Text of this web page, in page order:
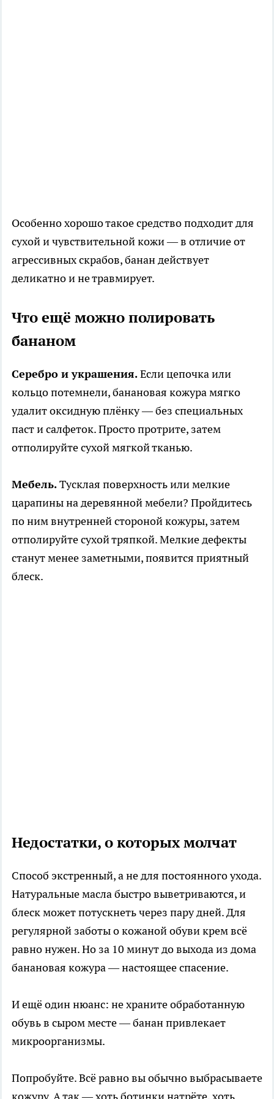
Особенно хорошо такое средство подходит для
сухой и чувствительной кожи — в отличие от
агрессивных скрабов, банан действует
деликатно и не травмирует.
Что ещё можно полировать
бананом
Серебро и украшения.Если цепочка или
кольцо потемнели, банановая кожура мягко
удалит оксидную плёнку — без специальных
паст и салфеток. Просто протрите, затем
отполируйте сухой мягкой тканью.
Мебель.Тусклая поверхность или мелкие
царапины на деревянной мебели? Пройдитесь
по ним внутренней стороной кожуры, затем
отполируйте сухой тряпкой. Мелкие дефекты
станут менее заметными, появится приятный
блеск.
Недостатки, о которых молчат
Способ экстренный, а не для постоянного ухода.
Натуральные масла быстро выветриваются, и
блеск может потускнеть через пару дней. Для
регулярной заботы о кожаной обуви крем всё
равно нужен. Но за 10 минут до выхода из дома
банановая кожура — настоящее спасение.
И ещё один нюанс: не храните обработанную
обувь в сыром месте — банан привлекает
микроорганизмы.
Попробуйте. Всё равно вы обычно выбрасываете
кожуру. А так — хоть ботинки натрёте, хоть